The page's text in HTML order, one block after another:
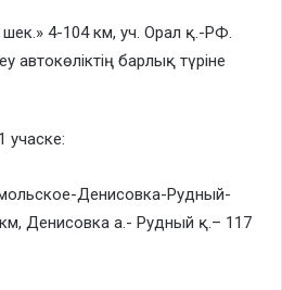
4-104 км, уч. Орал қ.-РФ.
автокөліктің барлық түріне
учаске:
Денисовка-Рудный-
Денисовка а.- Рудный қ.– 117